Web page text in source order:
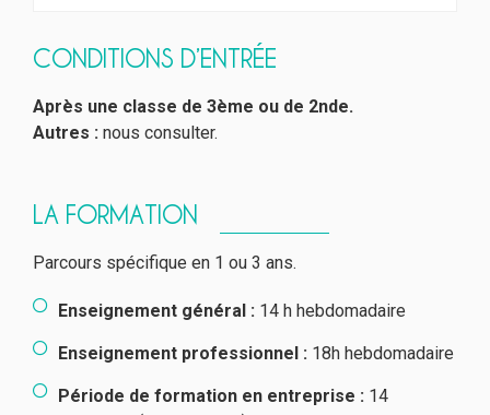
CONDITIONS D’ENTRÉE
Après une classe de 3ème ou de 2nde.
Autres : nous consulter.
LA FORMATION
Parcours spécifique en 1 ou 3 ans.
Enseignement général : 14 h hebdomadaire
Enseignement professionnel : 18h hebdomadaire
Période de formation en entreprise : 14